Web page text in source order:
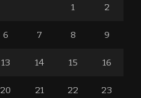
1 2
6 7 8 9
13 14 15 16
20 21 22 23